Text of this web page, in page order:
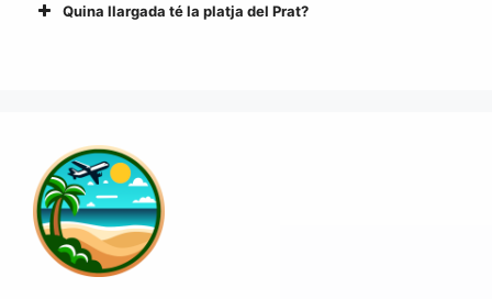
Quina llargada té la platja del Prat?